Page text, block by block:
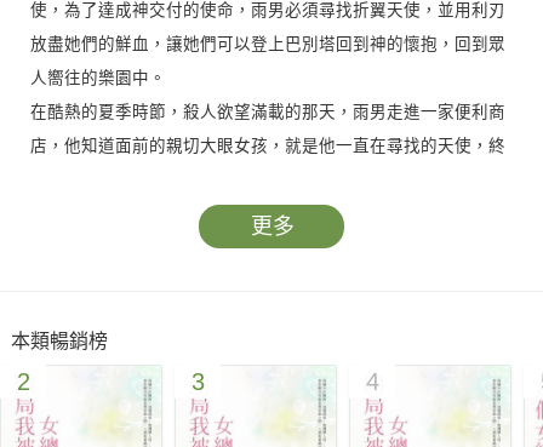
使，為了達成神交付的使命，雨男必須尋找折翼天使，並用利刃
放盡她們的鮮血，讓她們可以登上巴別塔回到神的懷抱，回到眾
人嚮往的樂園中。
在酷熱的夏季時節，殺人欲望滿載的那天，雨男走進一家便利商
店，他知道面前的親切大眼女孩，就是他一直在尋找的天使，終
別的東西在滋長，那是他從來沒有過的感覺，一種又酸又甜的感
受。他不知道，這種名叫「愛情」的事物，在遇見便利商店女孩
更多
本類暢銷榜
2 3 4